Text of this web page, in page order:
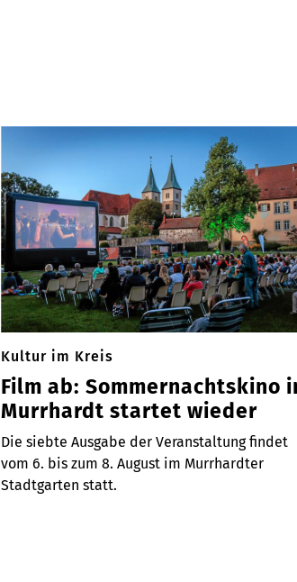
Kultur im Kreis
Film ab: Sommernachtskino
Murrhardt startet wieder
Die siebte Ausgabe der Veranstaltung findet
vom 6. bis zum 8. August im Murrhardter
Stadtgarten statt.